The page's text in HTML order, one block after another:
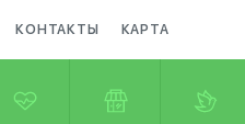
КОНТАКТЫ КАРТА